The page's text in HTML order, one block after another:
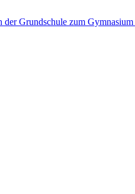
der Grundschule zum Gymnasium